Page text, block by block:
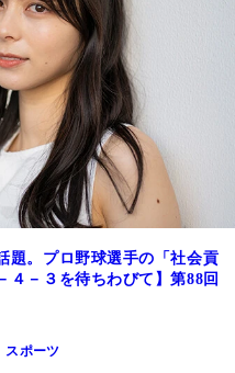
題。プロ野球選手の「社会貢
４－３を待ちわびて】第88回
スポーツ